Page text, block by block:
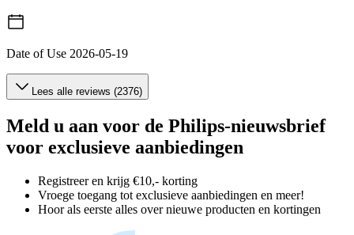
Date of Use 2026-05-19
Lees alle reviews (2376)
Meld u aan voor de Philips-nieuwsbrief
voor exclusieve aanbiedingen
Registreer en krijg €10,- korting
Vroege toegang tot exclusieve aanbiedingen en meer!
Hoor als eerste alles over nieuwe producten en kortingen